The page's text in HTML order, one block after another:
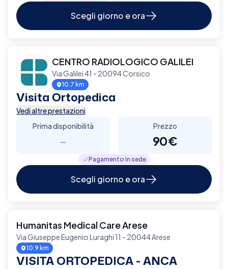
Scegli giorno e ora
CENTRO RADIOLOGICO GALILEI
Via Galilei 41 - 20094 Corsico
10.7 km
Visita Ortopedica
Vedi altre prestazioni
Prima disponibilità
-
Prezzo
90€
Pagamento in sede
Scegli giorno e ora
Humanitas Medical Care Arese
Via Giuseppe Eugenio Luraghi 11 - 20044 Arese
10.9 km
VISITA ORTOPEDICA - ANCA